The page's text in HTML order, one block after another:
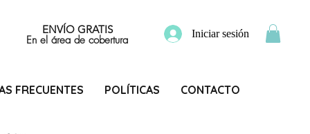
ENVÍO GRATIS
En el área de cobertura Iniciar sesión
FRECUENTES POLÍTICAS CONTACTO